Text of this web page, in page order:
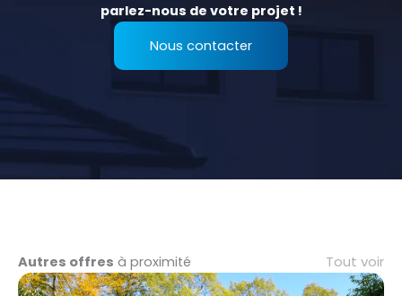
parlez-nous de votre projet !
Nous contacter
Autres offres à proximité Tout voir